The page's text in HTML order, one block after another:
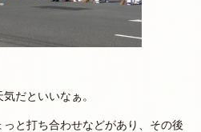
だといいなぁ。
と打ち合わせなどがあり、その後